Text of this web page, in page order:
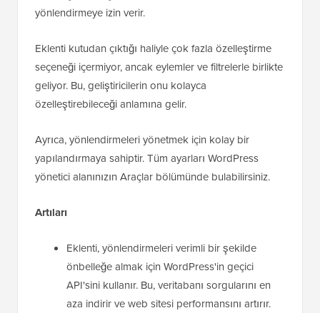
yönlendirmeye izin verir.
Eklenti kutudan çıktığı haliyle çok fazla özelleştirme
seçeneği içermiyor, ancak eylemler ve filtrelerle birlikte
geliyor. Bu, geliştiricilerin onu kolayca
özelleştirebileceği anlamına gelir.
Ayrıca, yönlendirmeleri yönetmek için kolay bir
yapılandırmaya sahiptir. Tüm ayarları WordPress
yönetici alanınızın Araçlar bölümünde bulabilirsiniz.
Artıları
Eklenti, yönlendirmeleri verimli bir şekilde
önbelleğe almak için WordPress'in geçici
API'sini kullanır. Bu, veritabanı sorgularını en
aza indirir ve web sitesi performansını artırır.